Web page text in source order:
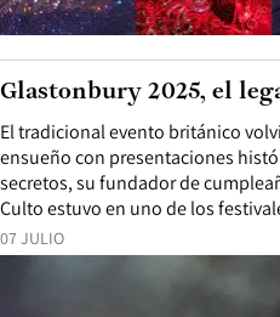
07 JULIO
El tradicional evento británico
ensueño con presentaciones
secretos, su fundador de
Culto estuvo en uno de los
Glastonbury 2025, el